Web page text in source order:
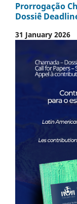
Prorrogação
Dossiê
31 January 2026